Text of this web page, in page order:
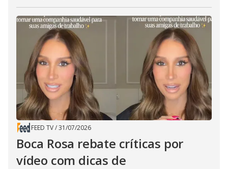
FEED TV/31/07/2026
Boca Rosa rebate críticas por
vídeo com dicas de